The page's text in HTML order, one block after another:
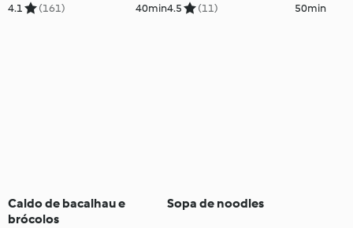
4.1 (161) 40min4.5 (11) 50min
Caldo de bacalhau e
brócolos
Sopa de noodles